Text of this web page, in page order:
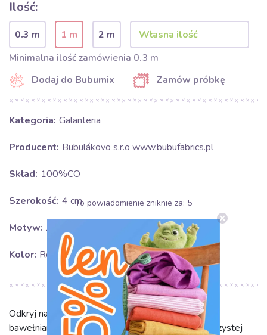
Ilość:
0.3 m 1 m
2 m
Minimalna ilość zamówienia 0.3 m
Dodaj do Bubumix
Zamów próbkę
Kategoria: Galanteria
Producent: Bubulákovo s.r.o www.bubufabrics.pl
Skład: 100%CO
Szerokość: 4 cm
Motyw: Jednokolorowe
Kolor: Różowy
Odkryj naturalne piękno i wszechstronność taśmy
bawełnianej 4 cm old pink. Wykonana w 100% z czystej
To powiadomienie zniknie za: 5